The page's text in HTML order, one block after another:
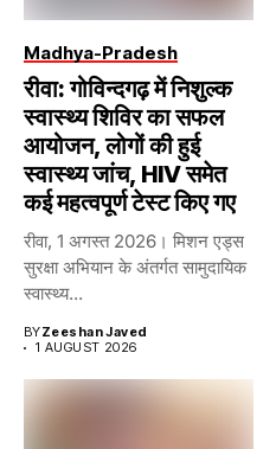
Madhya-Pradesh
रीवा: गोविन्दगढ़ में निशुल्क
स्वास्थ्य शिविर का सफल
आयोजन, लोगों की हुई
स्वास्थ्य जांच, HIV समेत
कई महत्वपूर्ण टेस्ट किए गए
रीवा, 1 अगस्त 2026। मिशन एड्स
सुरक्षा अभियान के अंतर्गत सामुदायिक
स्वास्थ्य...
BYZeeshan Javed
1 AUGUST 2026